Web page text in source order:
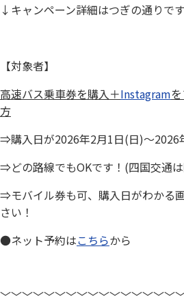
↓キャンペーン詳細はつぎの通りで
【対象者】
高速バス乗車券を購入＋Instagram
方
⇒購入日が2026年2月1日(日)～2026
⇒どの路線でもOKです！(四国交通
⇒モバイル券も可、購入日がわかる
さい！
●ネット予約はこちらから